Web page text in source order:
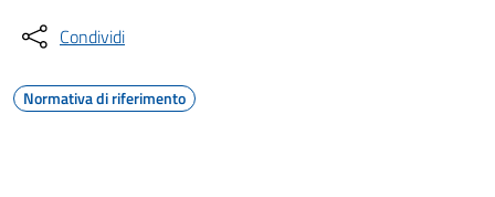
Condividi
Normativa di riferimento